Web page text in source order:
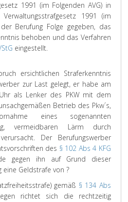
1991 (im Folgenden AVG) in
1991 (im
Berufung Folge gegeben, das
behoben und das Verfahren
eingestellt.
ersichtlichen Straferkenntnis
zur Last gelegt, er habe am
als Lenker des PKW mit dem
Betrieb des Pkw´s,
eines sogenannten
vermeidbaren Lärm durch
Der Berufungswerber
des § 102 Abs 4 KFG
gegen ihn auf Grund dieser
Geldstrafe von ?
gemäß § 134 Abs
richtet sich die rechtzeitig